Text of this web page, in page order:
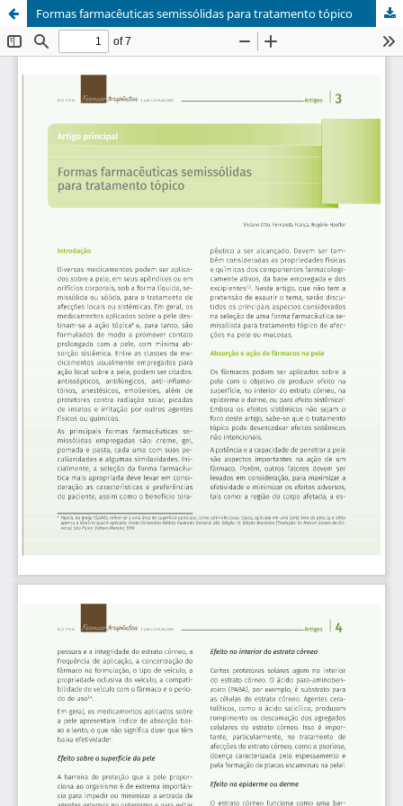
Formas farmacêuticas semissólidas para tratamento tópico